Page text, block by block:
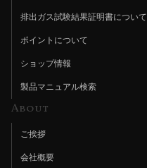
排出ガス試験結果証明書について
ポイントについて
ショップ情報
製品マニュアル検索
About
ご挨拶
会社概要